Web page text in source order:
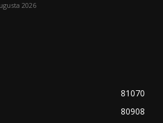
2026
81070
80908